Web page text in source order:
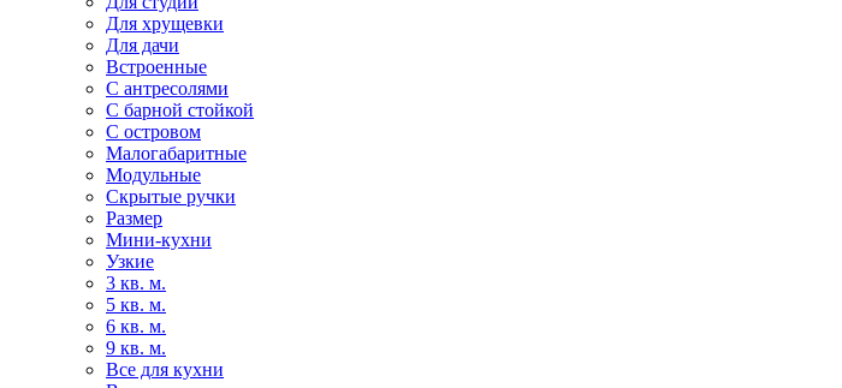
Для хрущевки
Для дачи
Встроенные
С антресолями
С барной стойкой
С островом
Малогабаритные
Модульные
Скрытые ручки
Размер
Мини-кухни
Узкие
3 кв. м.
5 кв. м.
6 кв. м.
9 кв. м.
Все для кухни